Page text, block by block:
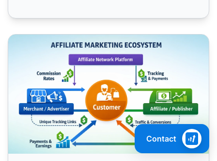
Qu'est-ce que le marketing d'affiliation : Guide pour
Contact